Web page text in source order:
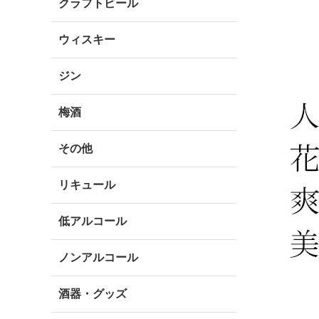
クラフトビール
ウィスキー
ジン
梅酒
その他
リキュール
低アルコール
ノンアルコール
酒器・グッズ